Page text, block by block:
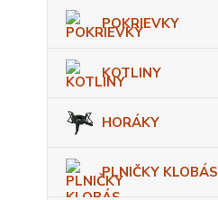
POKRIEVKY
KOTLINY
HORÁKY
PLNIČKY KLOBÁS